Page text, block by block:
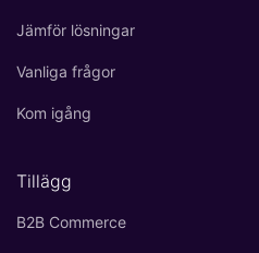
Jämför lösningar
Vanliga frågor
Kom igång
Tillägg
B2B Commerce